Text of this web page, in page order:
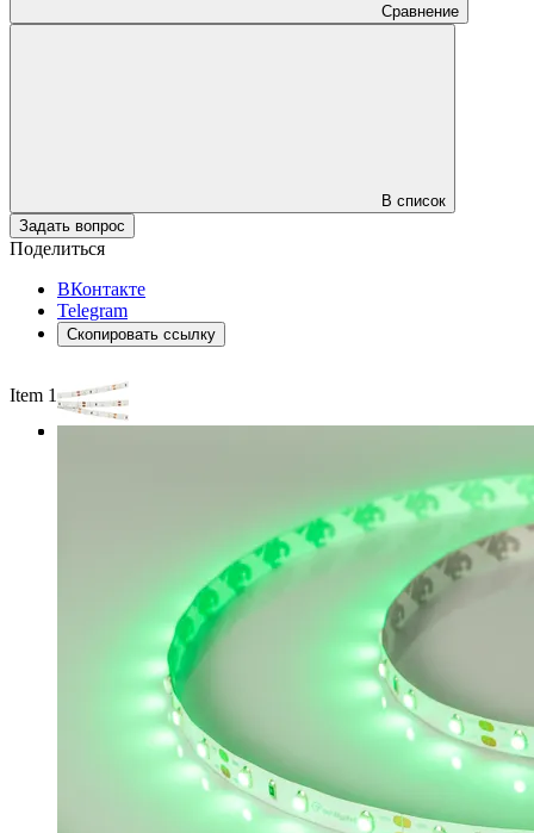
Сравнение
В список
Задать вопрос
Поделиться
ВКонтакте
Telegram
Скопировать ссылку
Item 1 of 3